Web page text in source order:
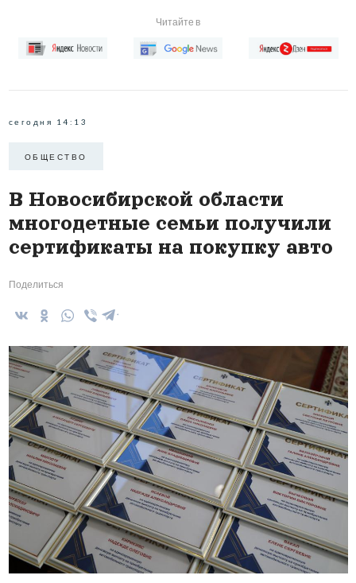
Читайте в
сегодня 14:13
ОБЩЕСТВО
В Новосибирской области
многодетные семьи получили
сертификаты на покупку авто
Поделиться